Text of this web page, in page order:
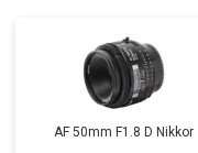
AF 50mm F1.8 D Nikkor